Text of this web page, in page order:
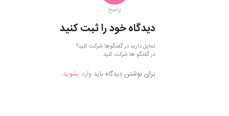
پاسخ
دیدگاه خود را ثبت کنید
تمایل دارید در گفتگوها شرکت کنید؟
در گفتگو ها شرکت کنید.
برای نوشتن دیدگاه باید وارد بشوید.